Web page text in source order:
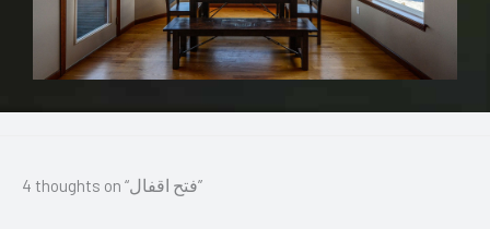
4 thoughts on “فتح اقفال”